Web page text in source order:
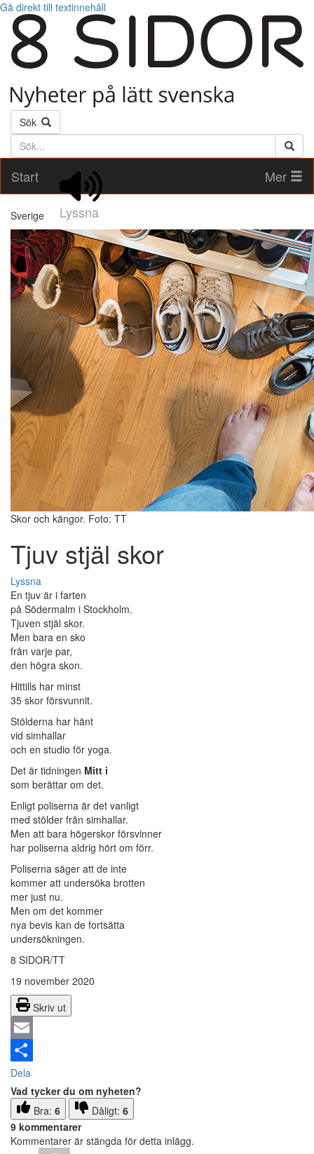
Gå direkt till textinnehåll
Sök
Söktext
Start
Lyssna
Mer
Sverige
Skor och kängor. Foto: TT
Tjuv stjäl skor
Lyssna
En tjuv är i farten
på Södermalm i Stockholm.
Tjuven stjäl skor.
Men bara en sko
från varje par,
den högra skon.
Hittills har minst
35 skor försvunnit.
Stölderna har hänt
vid simhallar
och en studio för yoga.
Det är tidningen Mitt i
som berättar om det.
Enligt poliserna är det vanligt
med stölder från simhallar.
Men att bara högerskor försvinner
har poliserna aldrig hört om förr.
Poliserna säger att de inte
kommer att undersöka brotten
mer just nu.
Men om det kommer
nya bevis kan de fortsätta
undersökningen.
8 SIDOR/TT
19 november 2020
Skriv ut
Email
Dela
Vad tycker du om nyheten?
Bra: 6 Dåligt: 6
9 kommentarer
Kommentarer är stängda för detta inlägg.